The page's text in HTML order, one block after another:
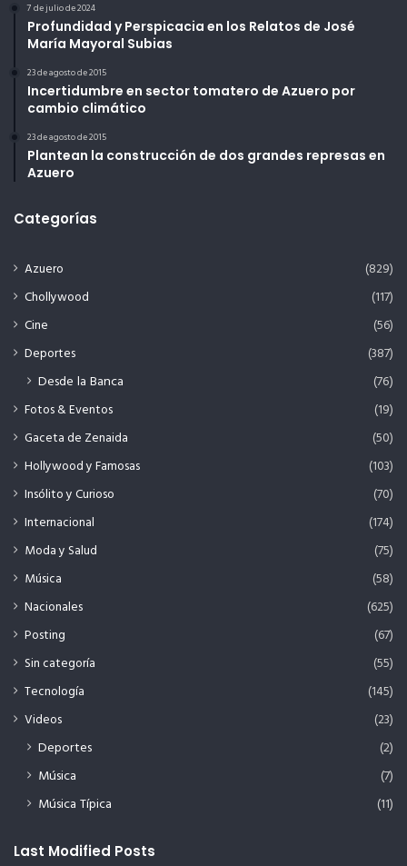
7 de julio de 2024
Profundidad y Perspicacia en los Relatos de José
María Mayoral Subias
23 de agosto de 2015
Incertidumbre en sector tomatero de Azuero por
cambio climático
23 de agosto de 2015
Plantean la construcción de dos grandes represas en
Azuero
Categorías
Azuero
(829)
Chollywood
(117)
Cine
(56)
Deportes
(387)
Desde la Banca (76)
Fotos & Eventos
(19)
Gaceta de Zenaida
(50)
Hollywood y Famosas
(103)
Insólito y Curioso
(70)
Internacional
(174)
Moda y Salud
(75)
Música
(58)
Nacionales
(625)
Posting
(67)
Sin categoría
(55)
Tecnología
(145)
Videos
(23)
Deportes
(2)
Música
(7)
Música Típica
(11)
Last Modified Posts